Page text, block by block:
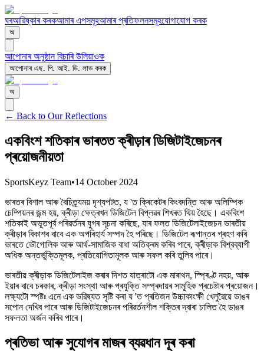
ঘৰআৱিষ্কাৰ কৰকআমাৰ এপসমূহআমাৰ প্ৰতিফলনসমূহযোগাযোগ কৰক
অ
আপোনাৰ অনুষ্ঠান বিচাৰি উলিয়াওক
আপোনাৰ এছ. পি. আই. ডি. লাভ কৰক
অ
← Back to Our Reflections
একবিংশ শতিকাৰ ভাৰতত ক্ৰীড়াৰ ডিজিটাইজেচনৰ
প্ৰয়োজনীয়তা
SportsKeyz Team•14 October 2024
ভাৰতৰ বিশাল আৰু বৈচিত্ৰ্যময় দৃশ্যপটত, য 'ত ক্ৰিকেটৰ কিংবদন্তি আৰু অলিম্পিক
চেম্পিয়নৰ জন্ম হয়, ক্ৰীড়া ক্ষেত্ৰখন ডিজিটেল বিপ্লৱৰ শিখৰত থিয় হৈছে। একবিংশ
শতিকাই অভূতপূৰ্ব পৰিৱৰ্তনৰ যুগৰ সূচনা কৰিছে, যাৰ ফলত ডিজিটেলাইজেচন ভাৰতীয়
ক্ৰীড়াৰ বিকাশৰ বাবে এক অপৰিহাৰ্য সম্পদ হৈ পৰিছে। ডিজিটেল ৰূপান্তৰ গ্ৰহণ কৰি
ভাৰতে ভৌগোলিক আৰু আৰ্থ-সামাজিক বাধা অতিক্ৰম কৰিব পাৰে, ক্ৰীড়াক বিশ্বব্যাপী
অধিক অন্তৰ্ভুক্তিমূলক, প্ৰতিযোগিতামূলক আৰু সফল কৰি তুলিব পাৰে।
ভাৰতীয় ক্ৰীড়াক ডিজিটেলাইজ কৰাৰ দিশত যাত্ৰাটো এক মাৰাথন, স্প্ৰিণ্ট নহয়, আৰু
ইয়াৰ বাবে চৰকাৰ, ক্ৰীড়া সংস্থা আৰু প্ৰযুক্তি সম্প্ৰদায়ৰ সামূহিক প্ৰচেষ্টাৰ প্ৰয়োজন।
লক্ষ্যটো স্পষ্টঃ এনে এক ভৱিষ্যত সৃষ্টি কৰা য 'ত প্ৰতিজন উচ্চাকাংক্ষী খেলুৱৈয়ে ডাঙৰ
সপোন দেখিব পাৰে আৰু ডিজিটাইজেচনৰ পৰিৱৰ্তনশীল শক্তিৰ দ্বাৰা চালিত হৈ ডাঙৰ
সফলতা অৰ্জন কৰিব পাৰে।
প্ৰতিভা আৰু সুযোগৰ মাজৰ ব্যৱধান দূৰ কৰা